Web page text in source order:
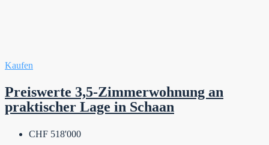
Kaufen
Preiswerte 3,5-Zimmerwohnung an
praktischer Lage in Schaan
CHF 518'000